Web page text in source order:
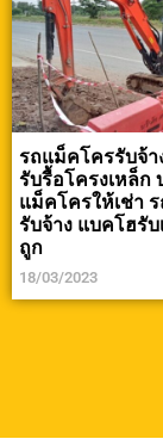
รถแม็คโครรับจ้
รับรื้อโครงเหล็ก
แม็คโครให้เช่า
รับจ้าง แบคโฮรั
ถูก
18/03/2023